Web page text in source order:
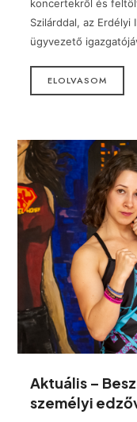
koncertekről és
Szilárddal, az Erdélyi
ügyvezető
ELOLVASOM
Aktuális –
személyi